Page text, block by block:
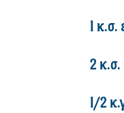
1 κ.σ.
2 κ.σ.
1/2